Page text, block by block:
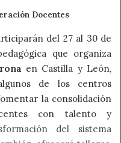
Docentes
del 27 al 30 de
que organiza
en Castilla y León,
de los centros
la consolidación
con talento y
del sistema